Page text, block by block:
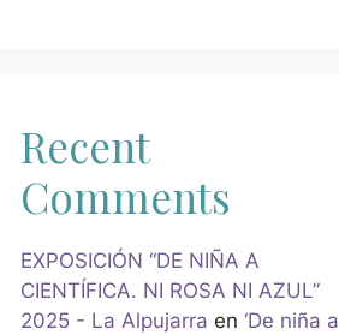
Recent
Comments
EXPOSICIÓN “DE NIÑA A
CIENTÍFICA. NI ROSA NI AZUL”
2025 - La Alpujarra en ‘De niña a